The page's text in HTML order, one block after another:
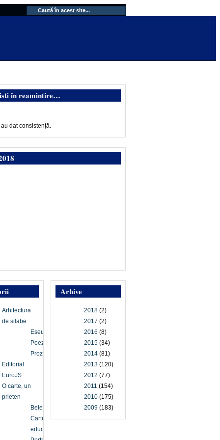
în reamintire…
dat consistență.
Arhive
2018 (2)
2017 (2)
2016 (8)
2015 (34)
2014 (81)
2013 (120)
2012 (77)
2011 (154)
2010 (175)
2009 (183)
Arhitectura
de silabe
Eseu
Poezie
Proză
Editorial
EuroJS
O carte, un
prieten
Beletristică
Carte
educațională